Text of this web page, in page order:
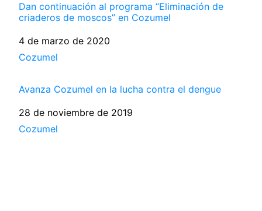
Dan continuación al programa “Eliminación de
criaderos de moscos” en Cozumel
Fecha
4 de marzo de 2020
Respecto a
Cozumel
Avanza Cozumel en la lucha contra el dengue
Fecha
28 de noviembre de 2019
Respecto a
Cozumel